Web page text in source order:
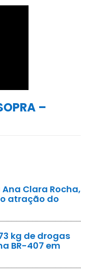
–
Clara Rocha,
atração do
kg de drogas
BR-407 em